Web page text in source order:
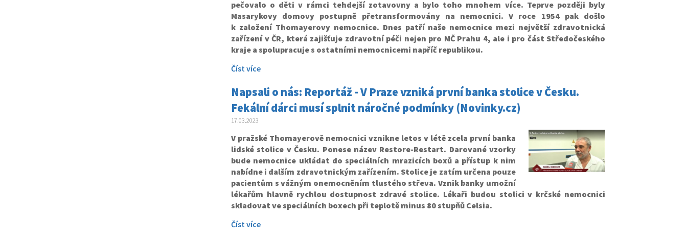
pečovalo o děti v rámci tehdejší zotavovny a bylo toho mnohem více. Teprve později byly
Masarykovy domovy postupně přetransformovány na nemocnici. V roce 1954 pak došlo
k založení Thomayerovy nemocnice. Dnes patří naše nemocnice mezi největší zdravotnická
zařízení v ČR, která zajišťuje zdravotní péči nejen pro MČ Prahu 4, ale i pro část Středočeského
kraje a spolupracuje s ostatními nemocnicemi napříč republikou.
Číst více
Napsali o nás: Reportáž - V Praze vzniká první banka stolice v Česku.
Fekální dárci musí splnit náročné podmínky (Novinky.cz)
17.03.2023
V pražské Thomayerově nemocnici vznikne letos v létě zcela první banka
lidské stolice v Česku. Ponese název Restore-Restart. Darované vzorky
bude nemocnice ukládat do speciálních mrazicích boxů a přístup k nim
nabídne i dalším zdravotnickým zařízením. Stolice je zatím určena pouze
pacientům s vážným onemocněním tlustého střeva. Vznik banky umožní
lékařům hlavně rychlou dostupnost zdravé stolice. Lékaři budou stolici v krčské nemocnici
skladovat ve speciálních boxech při teplotě minus 80 stupňů Celsia.
Číst více